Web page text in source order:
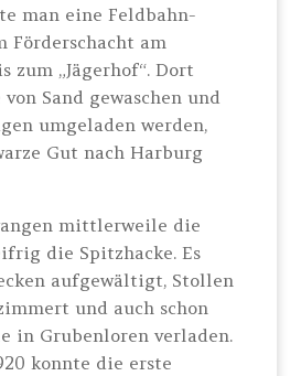
man eine Feldbahn-
Förderschacht am
zum „Jägerhof“. Dort
Sand gewaschen und
umgeladen werden,
Gut nach Harburg
mittlerweile die
die Spitzhacke. Es
aufgewältigt, Stollen
und auch schon
in Grubenloren verladen.
konnte die erste